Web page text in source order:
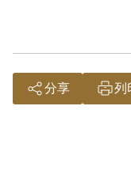
項，將本件
右正本證明
分享 列